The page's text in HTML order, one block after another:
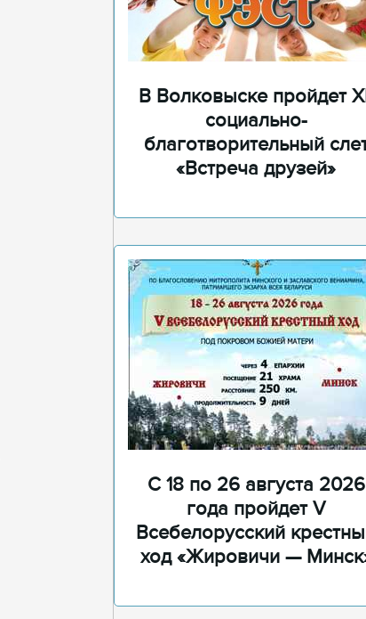
В Волковыске пройдет
социально-
благотворительный
«Встреча друзей»
С 18 по 26 августа 2026
года пройдет V
Всебелорусский
ход «Жировичи —